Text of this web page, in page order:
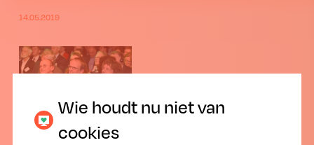
14.05.2019
Wie houdt nu niet van
cookies